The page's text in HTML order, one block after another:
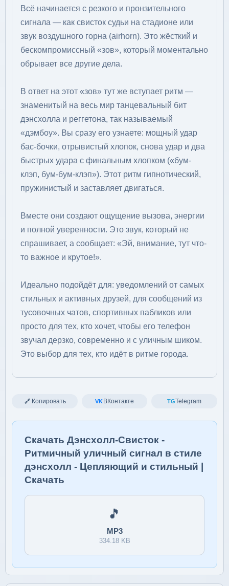
Всё начинается с резкого и пронзительного
сигнала — как свисток судьи на стадионе или
звук воздушного горна (airhorn). Это жёсткий и
бескомпромиссный «зов», который моментально
обрывает все другие дела.
В ответ на этот «зов» тут же вступает ритм —
знаменитый на весь мир танцевальный бит
дэнсхолла и реггетона, так называемый
«дэмбоу». Вы сразу его узнаете: мощный удар
бас-бочки, отрывистый хлопок, снова удар и два
быстрых удара с финальным хлопком («бум-
клэп, бум-бум-клэп»). Этот ритм гипнотический,
пружинистый и заставляет двигаться.
Вместе они создают ощущение вызова, энергии
и полной уверенности. Это звук, который не
спрашивает, а сообщает: «Эй, внимание, тут что-
то важное и крутое!».
Идеально подойдёт для: уведомлений от самых
стильных и активных друзей, для сообщений из
тусовочных чатов, спортивных пабликов или
просто для тех, кто хочет, чтобы его телефон
звучал дерзко, современно и с уличным шиком.
Это выбор для тех, кто идёт в ритме города.
🔗 Копировать VKВКонтакте TGTelegram
Скачать Дэнсхолл-Свисток -
Ритмичный уличный сигнал в стиле
дэнсхолл - Цепляющий и стильный |
Скачать
🎵
MP3
334.18 KB